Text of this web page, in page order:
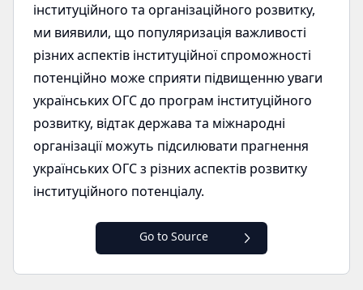
інституційного та організаційного розвитку,
ми виявили, що популяризація важливості
різних аспектів інституційної спроможності
потенційно може сприяти підвищенню уваги
українських ОГС до програм інституційного
розвитку, відтак держава та міжнародні
організації можуть підсилювати прагнення
українських ОГС з різних аспектів розвитку
інституційного потенціалу.
Go to Source